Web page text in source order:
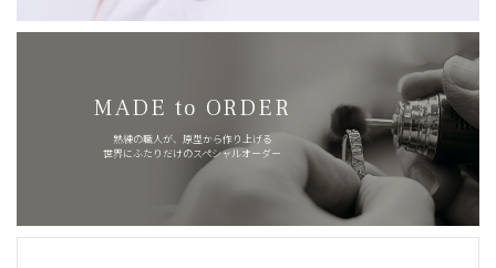
MADE to ORDER
熟練の職人が、原型から作り上げる
世界にふたりだけのスペシャルオーダー